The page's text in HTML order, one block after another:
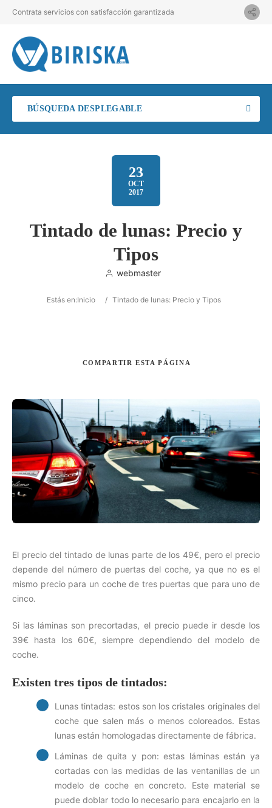
Contrata servicios con satisfacción garantizada
BÚSQUEDA DESPLEGABLE
23
OCT
2017
Tintado de lunas: Precio y
Tipos
webmaster
Estás en:Inicio / Tintado de lunas: Precio y Tipos
COMPARTIR ESTA PÁGINA
El precio del tintado de lunas parte de los 49€, pero el precio
depende del número de puertas del coche, ya que no es el
mismo precio para un coche de tres puertas que para uno de
cinco.
Si las láminas son precortadas, el precio puede ir desde los
39€ hasta los 60€, siempre dependiendo del modelo de
coche.
Existen tres tipos de tintados:
Lunas tintadas: estos son los cristales originales del
coche que salen más o menos coloreados. Estas
lunas están homologadas directamente de fábrica.
Láminas de quita y pon: estas láminas están ya
cortadas con las medidas de las ventanillas de un
modelo de coche en concreto. Este material se
puede doblar todo lo necesario para encajarlo en la